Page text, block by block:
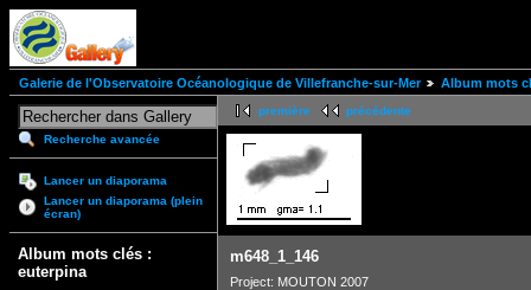
Galerie de l'Observatoire Océanologique de Villefranche-sur-Mer Album mots
Recherche avancée
Lancer un diaporama
Lancer un diaporama (plein
écran)
Album mots clés :
euterpina
première précédente
m648_1_146
Project: MOUTON 2007